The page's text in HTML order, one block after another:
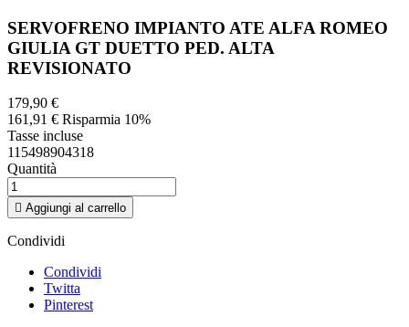
SERVOFRENO IMPIANTO ATE ALFA ROMEO
GIULIA GT DUETTO PED. ALTA
REVISIONATO
179,90 €
161,91 € Risparmia 10%
Tasse incluse
115498904318
Quantità
 Aggiungi al carrello
Condividi
Condividi
Twitta
Pinterest